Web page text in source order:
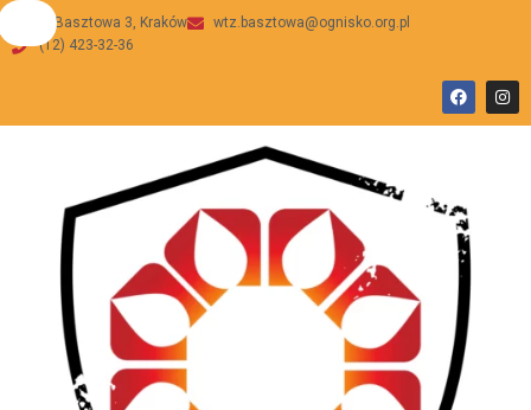
ul Basztowa 3, Kraków
wtz.basztowa@ognisko.org.pl
(12) 423-32-36